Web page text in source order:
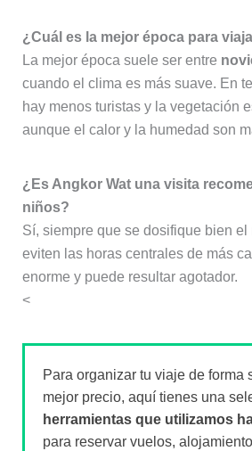
¿Cuál es la mejor época para
La mejor época suele ser entre
cuando el clima es más suave. En
hay menos turistas y la vegetación
aunque el calor y la humedad son
¿Es Angkor Wat una visita
niños?
Sí, siempre que se dosifique bien el
eviten las horas centrales de más
enorme y puede resultar agotador.
<
Para organizar tu viaje de forma
mejor precio, aquí tienes una
herramientas que utilizamos
para reservar vuelos,